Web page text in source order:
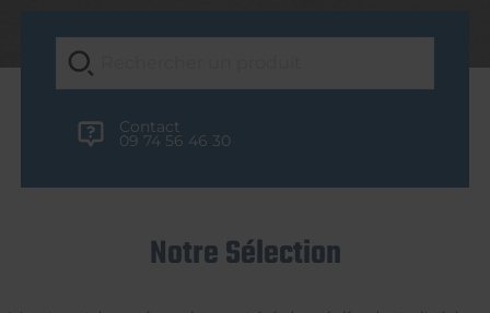
Contact
09 74 56 46 30
Notre Sélection